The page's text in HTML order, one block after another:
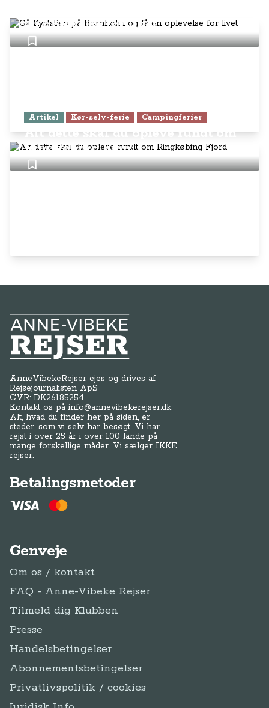
en oplevelse for livet
Artikel Kør-selv-ferie Campingferier
Alt dette skal du opleve rundt om
Ringkøbing Fjord
Anne-Vibeke Rejser
AnneVibekeRejser ejes og drives af
Rejsejournalisten ApS
CVR: DK26185254
Kontakt os påinfo@annevibekerejser.dk
Alt, hvad du finder her på siden, er
steder, som vi selv har besøgt. Vi har
rejst i over 25 år i over 100 lande på
mange forskellige måder. Vi sælger IKKE
rejser.
Betalingsmetoder
Genveje
Om os / kontakt
FAQ - Anne-Vibeke Rejser
Tilmeld dig Klubben
Presse
Handelsbetingelser
Abonnementsbetingelser
Privatlivspolitik / cookies